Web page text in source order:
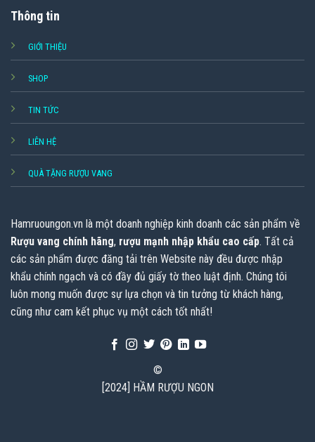
Thông tin
GIỚI THIỆU
SHOP
TIN TỨC
LIÊN HỆ
QUÀ TẶNG RƯỢU VANG
Hamruoungon.vn là một doanh nghiệp kinh doanh các sản phẩm về
Rượu vang chính hãng, rượu mạnh nhập khẩu cao cấp. Tất cả
các sản phẩm được đăng tải trên Website này đều được nhập
khẩu chính ngạch và có đầy đủ giấy tờ theo luật định. Chúng tôi
luôn mong muốn được sự lựa chọn và tin tưởng từ khách hàng,
cũng như cam kết phục vụ một cách tốt nhất!
©
[2024] HẦM RƯỢU NGON